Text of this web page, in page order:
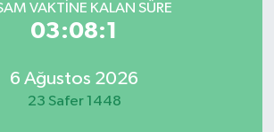
VAKTINE KALAN SÜRE
03:08:1
6 Ağustos 2026
23 Safer 1448